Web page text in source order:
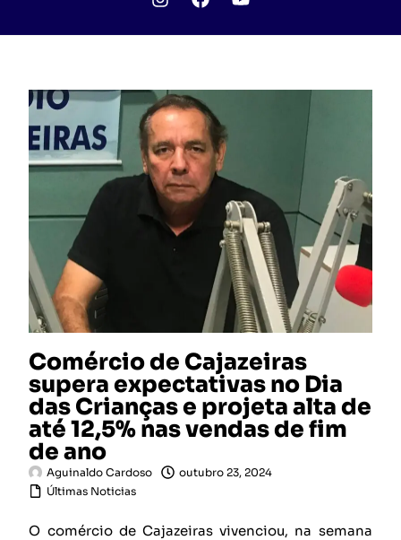
Comércio de Cajazeiras
supera expectativas no Dia
das Crianças e projeta alta de
até 12,5% nas vendas de fim
de ano
Aguinaldo Cardoso
outubro 23, 2024
Últimas Noticias
O comércio de Cajazeiras vivenciou, na semana